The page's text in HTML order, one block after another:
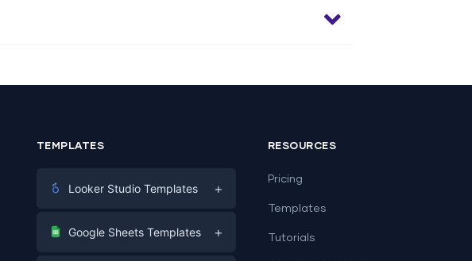
TEMPLATES
Looker Studio Templates +
Digital Marketing
Google Sheets Templates +
RESOURCES
Pricing
Templates
Tutorials